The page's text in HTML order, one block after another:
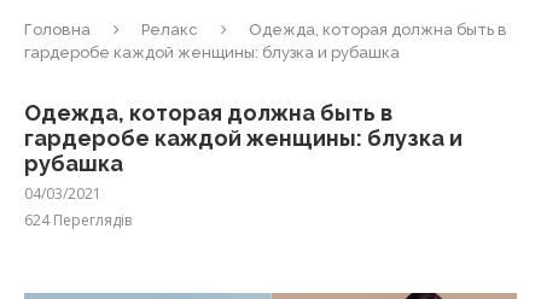
Головна Релакс
Одежда, которая должна быть в
гардеробе каждой женщины: блузка и рубашка
Одежда, которая должна быть в
гардеробе каждой женщины: блузка и
рубашка
04/03/2021
624Переглядів